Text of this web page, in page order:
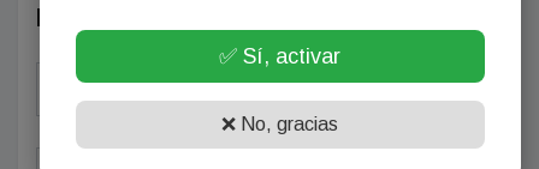
Deja tu comentario
✅ Sí, activar
❌ No, gracias